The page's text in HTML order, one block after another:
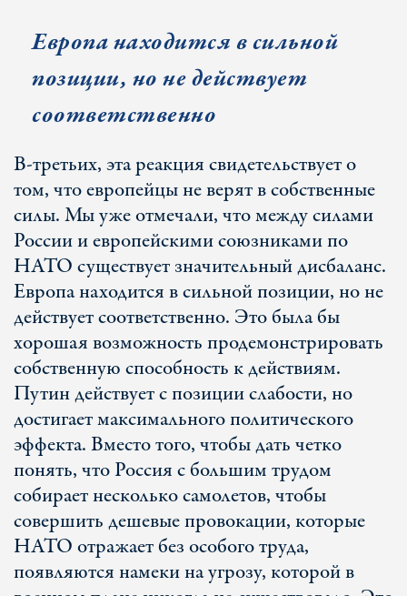
Европа находится в сильной
позиции, но не действует
соответственно
В-третьих, эта реакция свидетельствует о
том, что европейцы не верят в собственные
силы. Мы уже отмечали, что между силами
России и европейскими союзниками по
НАТО существует значительный дисбаланс.
Европа находится в сильной позиции, но не
действует соответственно. Это была бы
хорошая возможность продемонстрировать
собственную способность к действиям.
Путин действует с позиции слабости, но
достигает максимального политического
эффекта. Вместо того, чтобы дать четко
понять, что Россия с большим трудом
собирает несколько самолетов, чтобы
совершить дешевые провокации, которые
НАТО отражает без особого труда,
появляются намеки на угрозу, которой в